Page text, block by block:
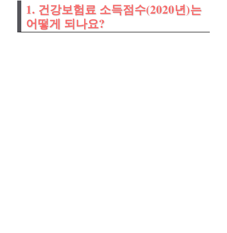
1. 건강보험료 소득점수(2020년)는
어떻게 되나요?